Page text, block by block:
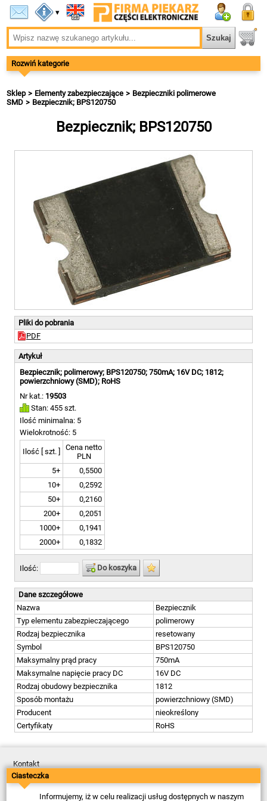
▾
Rozwiń kategorie
Sklep Elementy zabezpieczające
Bezpieczniki polimerowe
SMD
Bezpiecznik; BPS120750
Bezpiecznik; BPS120750
Pliki do pobrania
PDF
Artykuł
Bezpiecznik; polimerowy; BPS120750; 750mA; 16V DC; 1812;
powierzchniowy (SMD); RoHS
Nr kat.: 19503
Stan: 455 szt.
Ilość minimalna: 5
Wielokrotność: 5
Ilość [ szt. ]
Cena netto
PLN
5+
0,5500
10+
0,2592
50+
0,2160
200+
0,2051
1000+
0,1941
2000+
0,1832
Ilość: Do koszyka
Dane szczegółowe
Nazwa
Bezpiecznik
Typ elementu zabezpieczającego
polimerowy
Rodzaj bezpiecznika
resetowany
Symbol
BPS120750
Maksymalny prąd pracy
750mA
Maksymalne napięcie pracy DC
16V DC
Rodzaj obudowy bezpiecznika
1812
Sposób montażu
powierzchniowy (SMD)
Producent
nieokreślony
Certyfikaty
RoHS
Kontakt
Dostawa
Płatność
Zwroty
Ciasteczka
Informujemy, iż w celu realizacji usług dostępnych w naszym